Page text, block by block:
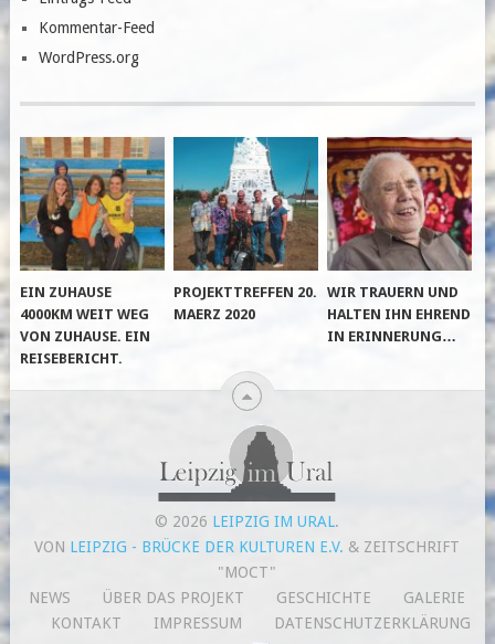
Kommentar-Feed
WordPress.org
EIN ZUHAUSE
4000KM WEIT WEG
VON ZUHAUSE. EIN
REISEBERICHT.
PROJEKTTREFFEN 20.
MAERZ 2020
WIR TRAUERN UND
HALTEN IHN EHREND
IN ERINNERUNG…
© 2026 LEIPZIG IM URAL.
VON LEIPZIG - BRÜCKE DER KULTUREN E.V. & ZEITSCHRIFT
"MOCT"
NEWS
ÜBER DAS PROJEKT GESCHICHTE
GALERIE
KONTAKT
IMPRESSUM DATENSCHUTZERKLÄRUNG